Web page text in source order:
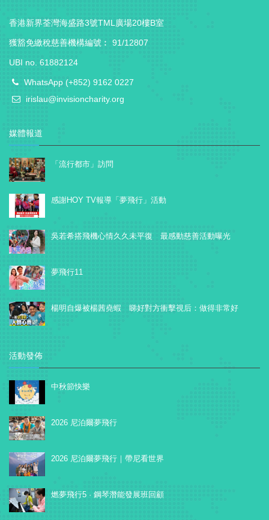
香港新界荃灣海盛路3號TML廣場20樓B室
獲豁免繳稅慈善機構編號︰ 91/12807
UBI no. 61882124
WhatsApp (+852) 9162 0227
irislau@invisioncharity.org
媒體報道
「流行都市」訪問
感謝HOY TV報導「夢飛行」活動
吳若希搭飛機心情久久未平復 最感動慈善活動曝光
夢飛行11
楊明自爆被楊茜堯蝦 睇好對方衝擊視后：做得非常好
活動發佈
中秋節快樂
2026 尼泊爾夢飛行
2026 尼泊爾夢飛行｜帶尼看世界
燃夢飛行5 · 鋼琴潛能發展班回顧